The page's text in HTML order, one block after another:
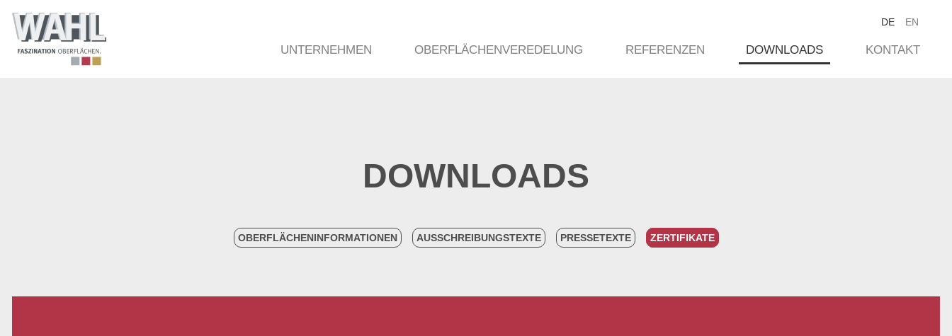
UNTERNEHMEN OBERFLÄCHENVEREDELUNG REFERENZEN DOWNLOADS KONTAKT
DE EN
DOWNLOADS
OBERFLÄCHENINFORMATIONEN AUSSCHREIBUNGSTEXTE PRESSETEXTE ZERTIFIKATE